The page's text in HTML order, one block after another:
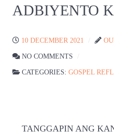
ADBIYENTO K
10 DECEMBER 2021
NO COMMENTS
CATEGORIES: GOSPEL
TANGGAPIN ANG